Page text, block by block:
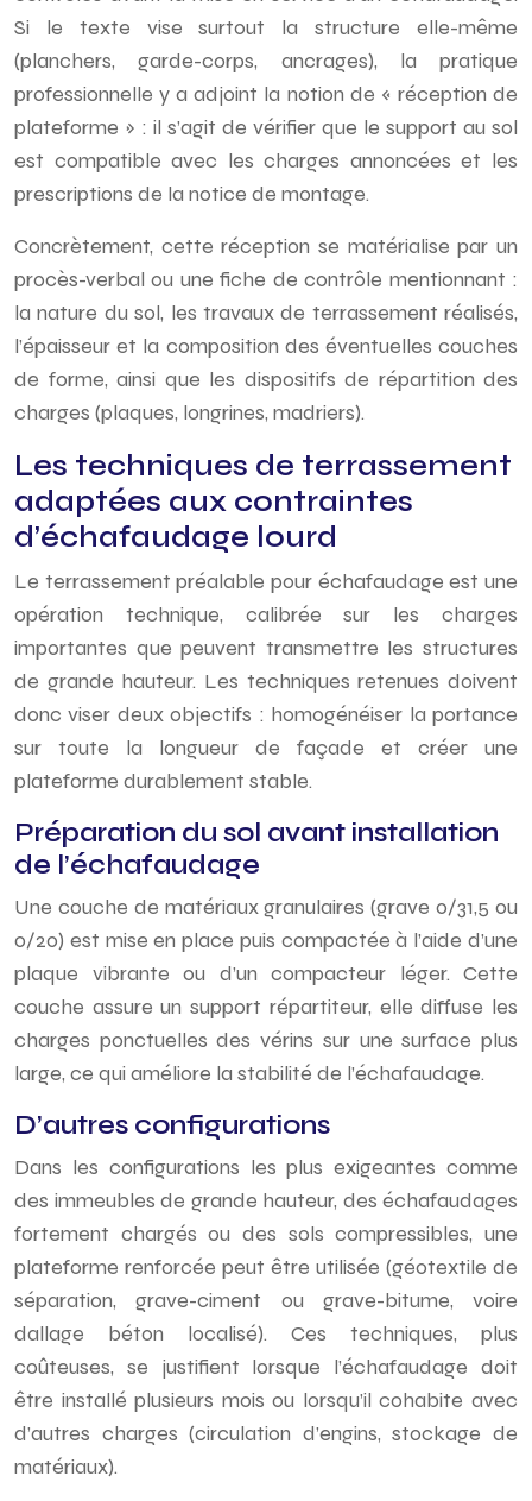
Si le texte vise surtout la structure elle-même
(planchers, garde-corps, ancrages), la pratique
professionnelle y a adjoint la notion de « réception de
plateforme » : il s’agit de vérifier que le support au sol
est compatible avec les charges annoncées et les
prescriptions de la notice de montage.
Concrètement, cette réception se matérialise par un
procès-verbal ou une fiche de contrôle mentionnant :
la nature du sol, les travaux de terrassement réalisés,
l’épaisseur et la composition des éventuelles couches
de forme, ainsi que les dispositifs de répartition des
charges (plaques, longrines, madriers).
Les techniques de terrassement
adaptées aux contraintes
d’échafaudage lourd
Le terrassement préalable pour échafaudage est une
opération technique, calibrée sur les charges
importantes que peuvent transmettre les structures
de grande hauteur. Les techniques retenues doivent
donc viser deux objectifs : homogénéiser la portance
sur toute la longueur de façade et créer une
plateforme durablement stable.
Préparation du sol avant installation
de l’échafaudage
Une couche de matériaux granulaires (grave 0/31,5 ou
0/20) est mise en place puis compactée à l’aide d’une
plaque vibrante ou d’un compacteur léger. Cette
couche assure un support répartiteur, elle diffuse les
charges ponctuelles des vérins sur une surface plus
large, ce qui améliore la stabilité de l’échafaudage.
D’autres configurations
Dans les configurations les plus exigeantes comme
des immeubles de grande hauteur, des échafaudages
fortement chargés ou des sols compressibles, une
plateforme renforcée peut être utilisée (géotextile de
séparation, grave-ciment ou grave-bitume, voire
dallage béton localisé). Ces techniques, plus
coûteuses, se justifient lorsque l’échafaudage doit
être installé plusieurs mois ou lorsqu’il cohabite avec
d’autres charges (circulation d’engins, stockage de
matériaux).